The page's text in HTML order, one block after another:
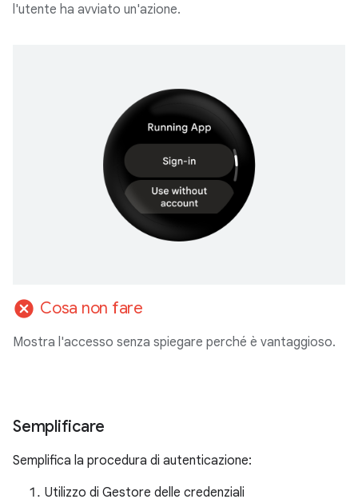
l'utente ha avviato un'azione.
cancel Cosa non fare
Mostra l'accesso senza spiegare perché è vantaggioso.
Semplificare
Semplifica la procedura di autenticazione:
Utilizzo di Gestore delle credenziali